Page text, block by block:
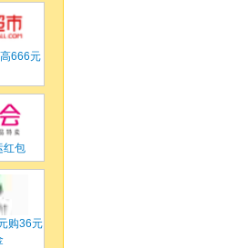
666元
红包
购36元